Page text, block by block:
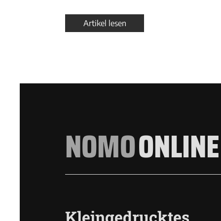
Artikel lesen
NOMOONLINE